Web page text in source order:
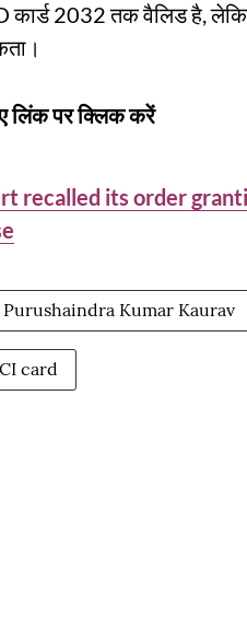
कार्ड 2032 तक वैलिड है,
लिंक पर क्लिक करें
recalled its order
Kumar Kaurav
card